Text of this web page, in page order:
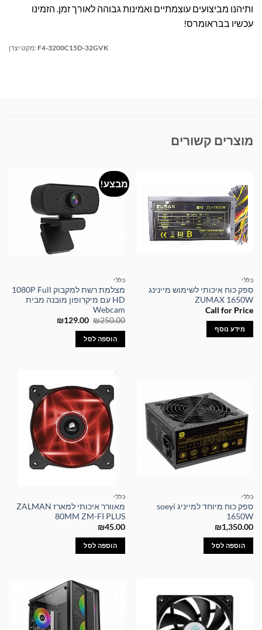
ותיהנו מביצועים עוצמתיים ואמינות גבוהה לאורך זמן. הזמינו
עכשיו בבראומרס!
מקט יצרן: F4-3200C15D-32GVK
מוצרים קשורים
כללי
ספק כוח איכותי לשימוש מיינינג
ZUMAX 1650W
Call for Price
מידע נוסף
מבצע!
כללי
מצלמת רשת למקבוק 1080P Full
HD עם מיקרופון מובנה מבית
Webcam
₪250.00
המחיר
היה:
₪250.00.
₪129.00
המחיר
הוספה לסל
כללי
ספק כוח מיוחד למייניג soeyi
1650W
₪1,350.00
הוספה לסל
כללי
מאוורר איכותי למארז ZALMAN
80MM ZM-FI PLUS
₪45.00
הוספה לסל